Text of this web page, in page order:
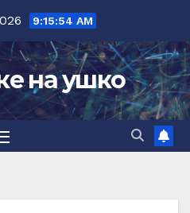
9:15:55 AM
на ушко